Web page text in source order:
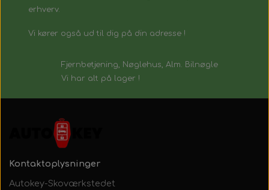
erhverv.
Vi kører også ud til dig på din adresse !
Fjernbetjening, Nøglehus, Alm. Bilnøgle
Vi har alt på lager !
Kontaktoplysninger
Autokey-Skoværkstedet